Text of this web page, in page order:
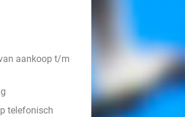
aankoop t/m
telefonisch